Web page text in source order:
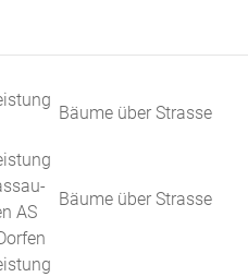
Bäume über Strasse
AS
Bäume über Strasse